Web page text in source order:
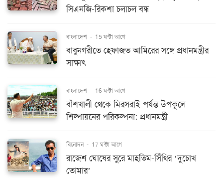
সিএনজি-রিকশা চলাচল বন্ধ
বাংলাদেশ - 15 ঘন্টা আগে
বাবুনগরীতে হেফাজত আমিরের সঙ্গে প্রধানমন্ত্রীর
সাক্ষাৎ
বাংলাদেশ - 16 ঘন্টা আগে
বাঁশখালী থেকে মিরসরাই পর্যন্ত উপকূলে
শিল্পায়নের পরিকল্পনা: প্রধানমন্ত্রী
বিনোদন - 17 ঘন্টা আগে
রাজেশ ঘোষের সুরে মাহতিম-সিঁথির ‘দুচোখ
তোমার’